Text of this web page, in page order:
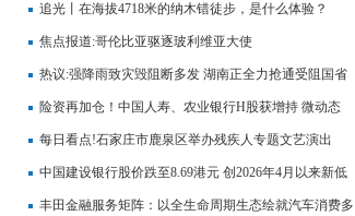
5元
追光丨在海拔4718米的纳木错徒步，是什么体验？
焦点报道:哥伦比亚驱逐玻利维亚大使
热议:强降雨致灾毁阻断多发 湖南正全力抢通受阻国省
道路段
险资再加仓！中国人寿、农业银行H股获增持 微动态
每日看点!石家庄市鹿泉区举办残疾人专题文艺演出
中国建设银行股价跌至8.69港元 创2026年4月以来新低
丰田金融服务矩阵：以全生命周期生态绘就汽车消费多